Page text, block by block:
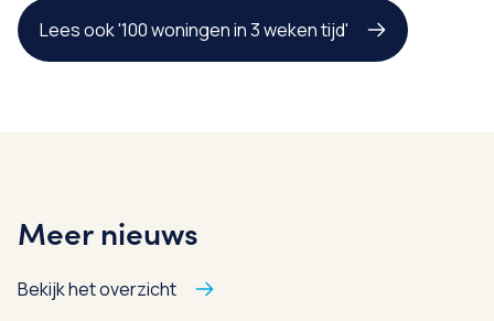
Lees ook '100 woningen in 3 weken tijd'
Meer nieuws
Bekijk het overzicht